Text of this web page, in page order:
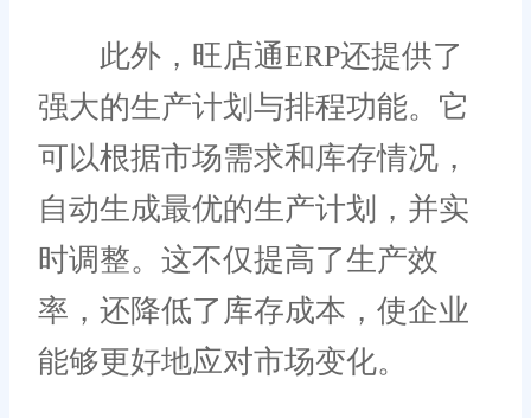
此外，旺店通ERP还提供了
强大的生产计划与排程功能。它
可以根据市场需求和库存情况，
自动生成最优的生产计划，并实
时调整。这不仅提高了生产效
率，还降低了库存成本，使企业
能够更好地应对市场变化。